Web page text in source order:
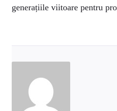
generațiile viitoare pentru